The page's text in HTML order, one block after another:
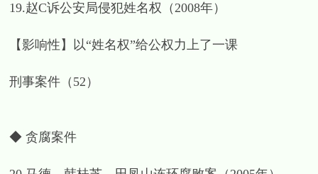
19.赵C诉公安局侵犯姓名权（2008年）
【影响性】以“姓名权”给公权力上了一课
刑事案件（52）
◆ 贪腐案件